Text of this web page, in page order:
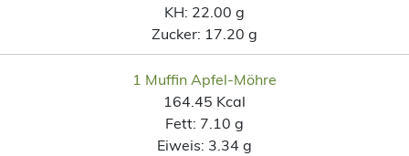
KH: 22.00 g
Zucker: 17.20 g
1 Muffin Apfel-Möhre
164.45 Kcal
Fett: 7.10 g
Eiweis: 3.34 g